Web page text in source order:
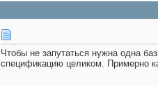
Чтобы не запутаться нужна одна
спецификацию целиком. Примерно